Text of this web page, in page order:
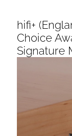
hifi+
Choice
Signature